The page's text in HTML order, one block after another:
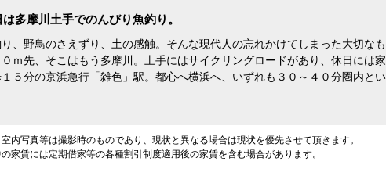
多摩川土手でのんびり魚釣り。
、野鳥のさえずり、土の感触。そんな現代人の忘れかけてしまった大切な
０ｍ先、そこはもう多摩川。土手にはサイクリングロードがあり、休日には
５分の京浜急行「雑色」駅。都心へ横浜へ、いずれも３０～４０分圏内と
内写真等は撮影時のものであり、現状と異なる場合は現状を優先させて頂きます。
家賃には定期借家等の各種割引制度適用後の家賃を含む場合があります。